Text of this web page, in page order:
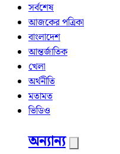
সর্বশেষ
আজকের পত্রিকা
বাংলাদেশ
আন্তর্জাতিক
খেলা
অর্থনীতি
মতামত
ভিডিও
অন্যান্য